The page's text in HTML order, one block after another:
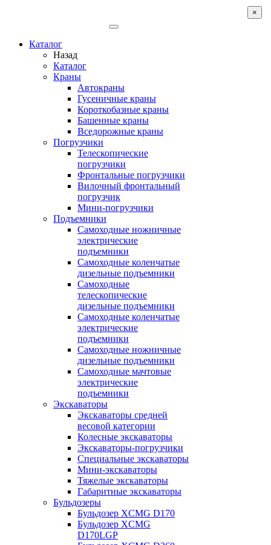
Каталог
Назад
Каталог
Краны
Автокраны
Гусеничные краны
Короткобазные краны
Башенные краны
Вcедорожные краны
Погрузчики
Телескопические
погрузчики
Фронтальные погрузчики
Вилочный фронтальный
погрузчик
Мини-погрузчики
Подъемники
Самоходные ножничные
электрические
подъемники
Самоходные коленчатые
дизельные подъемники
Самоходные
телескопические
дизельные подъемники
Самоходные коленчатые
электрические
подъемники
Самоходные ножничные
дизельные подъемники
Самоходные мачтовые
электрические
подъемники
Экскаваторы
Экскаваторы средней
весовой категории
Колесные экскаваторы
Экскаваторы-погрузчики
Специальные экскаваторы
Мини-экскаваторы
Тяжелые экскаваторы
Габаритные экскаваторы
Бульдозеры
Бульдозер XCMG D170
Бульдозер XCMG
D170LGP
×